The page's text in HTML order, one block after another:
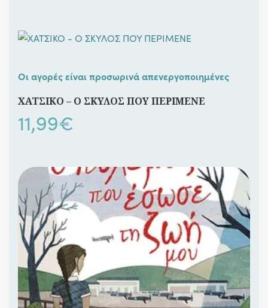
Οι αγορές είναι προσωρινά απενεργοποιημένες
ΧΑΤΣΙΚΟ – Ο ΣΚΥΛΟΣ ΠΟΥ ΠΕΡΙΜΕΝΕ
11,99€